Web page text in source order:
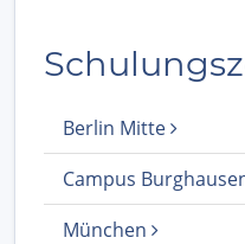
Berlin Mitte
Campus
München